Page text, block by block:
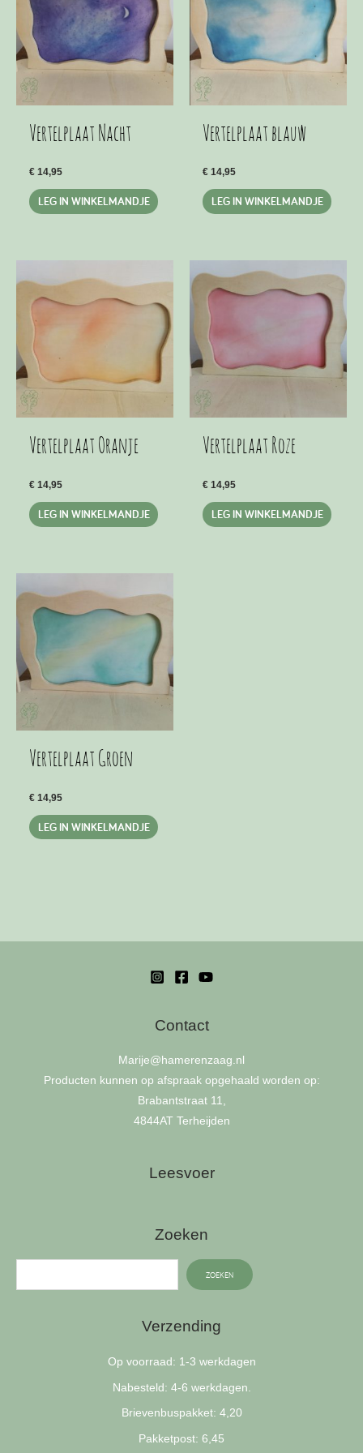
worden
op
de
productpagina
Vertelplaat Nacht
€ 14,95
LEG IN WINKELMANDJE
Vertelplaat blauw
€ 14,95
LEG IN WINKELMANDJE
Vertelplaat Oranje
€ 14,95
LEG IN WINKELMANDJE
Vertelplaat Roze
€ 14,95
LEG IN WINKELMANDJE
Vertelplaat Groen
€ 14,95
LEG IN WINKELMANDJE
Contact
Marije@hamerenzaag.nl
Producten kunnen op afspraak opgehaald worden op:
Brabantstraat 11,
4844AT Terheijden
Leesvoer
Zoeken
ZOEKEN
Verzending
Op voorraad: 1-3 werkdagen
Nabesteld: 4-6 werkdagen.
Brievenbuspakket: 4,20
Pakketpost: 6,45